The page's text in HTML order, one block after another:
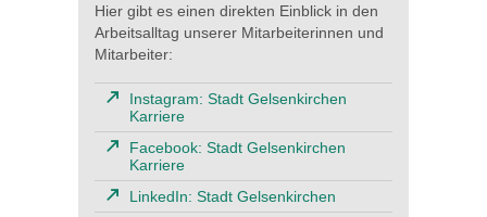
Hier gibt es einen direkten Einblick in den
Arbeitsalltag unserer Mitarbeiterinnen und
Mitarbeiter:
Instagram: Stadt Gelsenkirchen
Karriere
Facebook: Stadt Gelsenkirchen
Karriere
LinkedIn: Stadt Gelsenkirchen